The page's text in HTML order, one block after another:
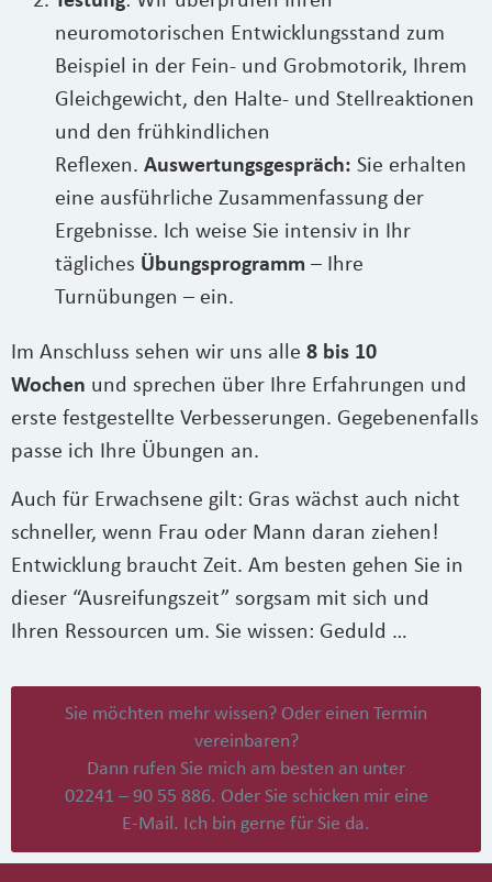
neuromotorischen Entwicklungsstand zum
Beispiel in der Fein- und Grobmotorik, Ihrem
Gleichgewicht, den Halte- und Stellreaktionen
und den frühkindlichen
Reflexen. Auswertungsgespräch: Sie erhalten
eine ausführliche Zusammenfassung der
Ergebnisse. Ich weise Sie intensiv in Ihr
tägliches Übungsprogramm – Ihre
Turnübungen – ein.
Im Anschluss sehen wir uns alle 8 bis 10
Wochen und sprechen über Ihre Erfahrungen und
erste festgestellte Verbesserungen. Gegebenenfalls
passe ich Ihre Übungen an.
Auch für Erwachsene gilt: Gras wächst auch nicht
schneller, wenn Frau oder Mann daran ziehen!
Entwicklung braucht Zeit. Am besten gehen Sie in
dieser “Ausreifungszeit” sorgsam mit sich und
Ihren Ressourcen um. Sie wissen: Geduld …
Sie möchten mehr wissen? Oder einen Termin
vereinbaren?
Dann rufen Sie mich am besten an unter
02241 – 90 55 886. Oder Sie schicken mir eine
E-Mail. Ich bin gerne für Sie da.